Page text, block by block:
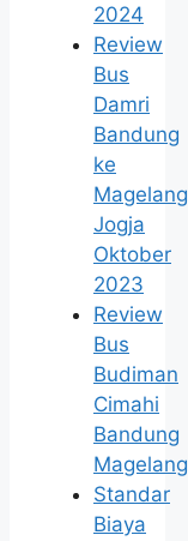
2024
Review
Bus
Damri
Bandung
ke
Magelang
Jogja
Oktober
2023
Review
Bus
Budiman
Cimahi
Bandung
Magelang
Standar
Biaya